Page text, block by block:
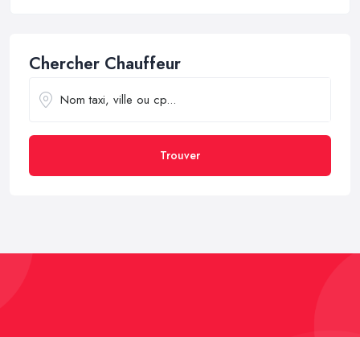
Chercher Chauffeur
Trouver